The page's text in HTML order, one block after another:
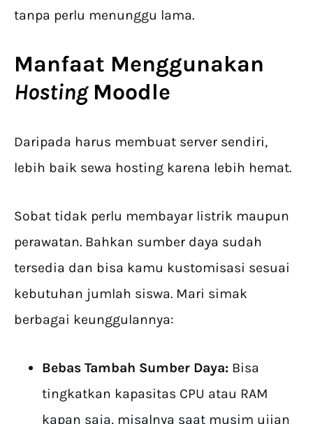
tanpa perlu menunggu lama.
Manfaat Menggunakan
Hosting Moodle
Daripada harus membuat server sendiri,
lebih baik sewa hosting karena lebih hemat.
Sobat tidak perlu membayar listrik maupun
perawatan. Bahkan sumber daya sudah
tersedia dan bisa kamu kustomisasi sesuai
kebutuhan jumlah siswa. Mari simak
berbagai keunggulannya:
Bebas Tambah Sumber Daya: Bisa
tingkatkan kapasitas CPU atau RAM
kapan saja, misalnya saat musim ujian